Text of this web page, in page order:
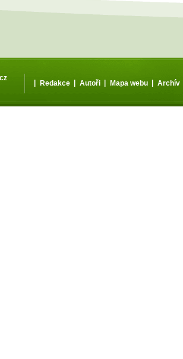
| Redakce | Autoři | Mapa webu | Archív